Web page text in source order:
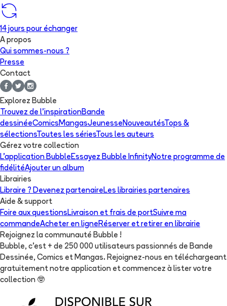
14 jours pour échanger
A propos
Qui sommes-nous ?
Presse
Contact
Explorez Bubble
Trouvez de l'inspirationBande
dessinéeComics MangasJeunesse NouveautésTops &
sélectionsToutes les sériesTous les auteurs
Gérez votre collection
L'application Bubble Essayez Bubble InfinityNotre programme de
fidélitéAjouter un album
Librairies
Libraire ? Devenez partenaire Les librairies partenaires
Aide & support
Foire aux questions Livraison et frais de portSuivre ma
commandeAcheter en ligne Réserver et retirer en librairie
Rejoignez la communauté Bubble !
Bubble, c'est + de 250 000 utilisateurs passionnés de Bande
Dessinée, Comics et Mangas. Rejoignez-nous en téléchargeant
gratuitement notre application et commencez à lister votre
collection 🤓